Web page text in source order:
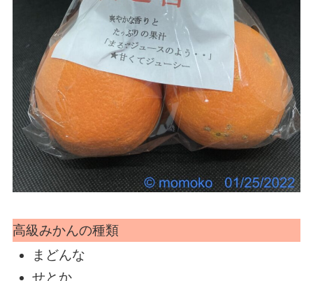
高級みかんの種類
まどんな
せとか